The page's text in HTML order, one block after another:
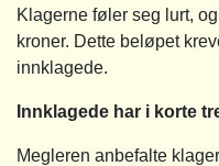
Klagerne føler seg lurt,
kroner. Dette beløpet
innklagede.
Innklagede har i korte
Megleren anbefalte